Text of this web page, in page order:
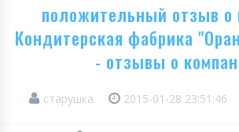
положительный отзыв о
Кондитерская фабрика
- отзывы о
старушка 2015-01-28 23:51:46